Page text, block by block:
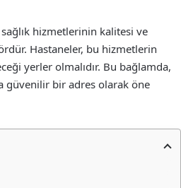
hizmetlerinin kalitesi ve
Hastaneler, bu hizmetlerin
yerler olmalıdır. Bu bağlamda,
güvenilir bir adres olarak öne